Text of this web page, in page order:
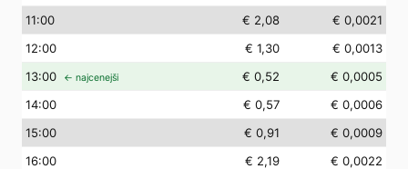
11:00 € 2,08
€ 0,0021
12:00 € 1,30
€ 0,0013
13:00 ← najcenejši € 0,52
€ 0,0005
14:00 € 0,57
€ 0,0006
15:00 € 0,91
€ 0,0009
16:00 € 2,19
€ 0,0022